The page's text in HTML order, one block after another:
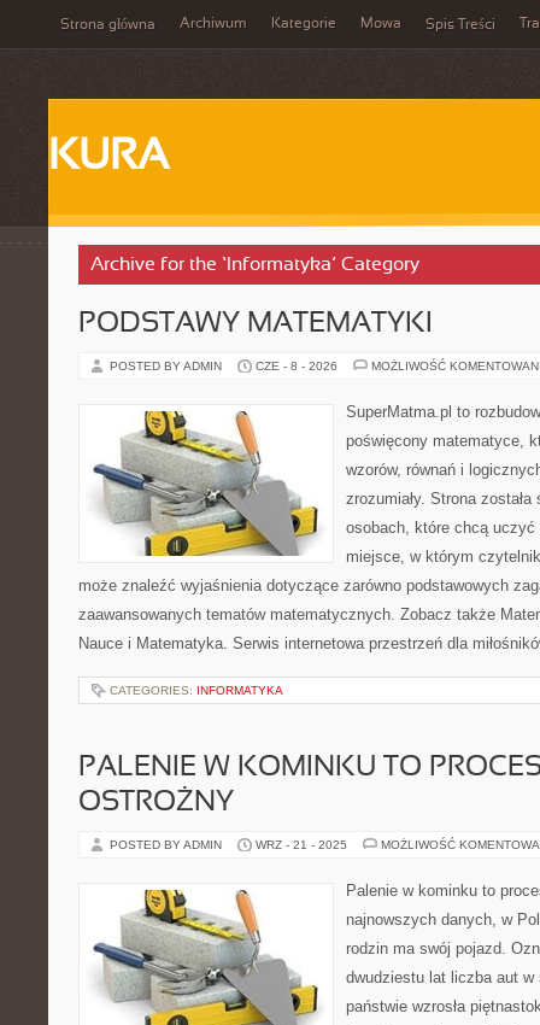
Strona główna Archiwum Kategorie Mowa Spis Treści
KURA
Archive for the ‘Informatyka’ Category
PODSTAWY MATEMATYKI
POSTED BY ADMIN CZE - 8 - 2026 MOŻLIWOŚĆ
SuperMatma.pl to
poświęcony matematyce,
wzorów, równań i
zrozumiały. Strona
osobach, które chcą
miejsce, w którym
może znaleźć wyjaśnienia dotyczące zarówno podstawowych
zaawansowanych tematów matematycznych. Zobacz także
Nauce i Matematyka. Serwis internetowa przestrzeń dla
CATEGORIES: INFORMATYKA
PALENIE W KOMINKU TO
OSTROŻNY
POSTED BY ADMIN WRZ - 21 - 2025 MOŻLIWOŚĆ
Palenie w kominku to
najnowszych danych, w
rodzin ma swój pojazd.
dwudziestu lat liczba aut
państwie wzrosła